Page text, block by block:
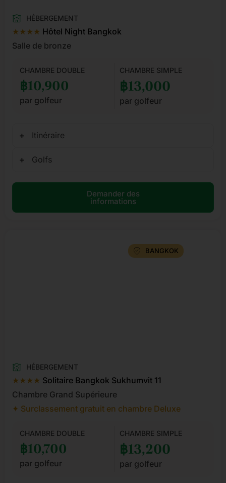
HÉBERGEMENT
★★★★ Hôtel Night Bangkok
Salle de bronze
CHAMBRE DOUBLE
฿10,900
par golfeur
CHAMBRE SIMPLE
฿13,000
par golfeur
Itinéraire
Golfs
Demander des
informations
BANGKOK
HÉBERGEMENT
★★★★ Solitaire Bangkok Sukhumvit 11
Chambre Grand Supérieure
✦ Surclassement gratuit en chambre Deluxe
CHAMBRE DOUBLE
฿10,700
par golfeur
CHAMBRE SIMPLE
฿13,200
par golfeur